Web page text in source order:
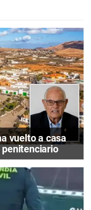
vuelto a casa